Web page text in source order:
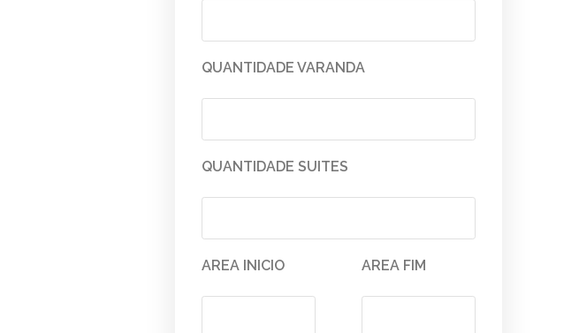
QUANTIDADE VARANDA
QUANTIDADE SUITES
AREA INICIO AREA FIM